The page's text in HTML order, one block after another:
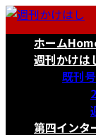
コ
ナ
ホーム
週刊かけは
既刊
第四インタ